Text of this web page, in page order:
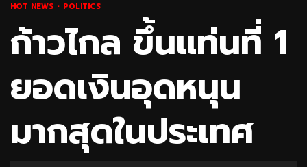
HOT NEWS POLITICS
ก้าวไกล ขึ้นแท่นที่ 1
ยอดเงินอุดหนุน
มากสุดในประเทศ